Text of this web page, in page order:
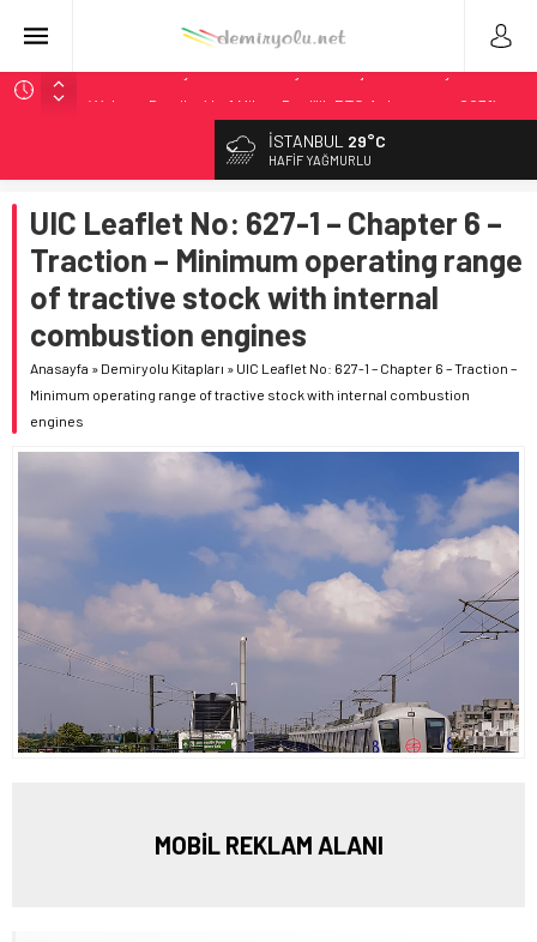
Utah’ta 31 Milyon Dolarlık Proje Trafik Çilesini Bitiriyor
ABD’de CREATE Programı 72,4 Milyon Dolarlık Alt Geçidi
Ukrayna’da Yolcu Trenine İHA Saldırısı: Zamanında Tahliye
Faciayı Önledi
DB Modernizasyon Programı: 70. İstasyona Ulaşıldı
İSTANBUL 29°C
HAFIF YAĞMURLU
UIC Leaflet No: 627-1 – Chapter 6 –
Traction – Minimum operating range
of tractive stock with internal
combustion engines
Anasayfa » Demiryolu Kitapları » UIC Leaflet No: 627-1 – Chapter 6 – Traction –
Minimum operating range of tractive stock with internal combustion
engines
MOBİL REKLAM ALANI